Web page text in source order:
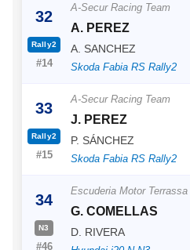
32
Rally2
#14
A-Secur Racing Team
A. PEREZ
A. SANCHEZ
Skoda Fabia RS Rally2
33
Rally2
#15
A-Secur Racing Team
J. PEREZ
P. SÁNCHEZ
Skoda Fabia RS Rally2
34
N3
#46
Escuderia Motor Terrassa
G. COMELLAS
D. RIVERA